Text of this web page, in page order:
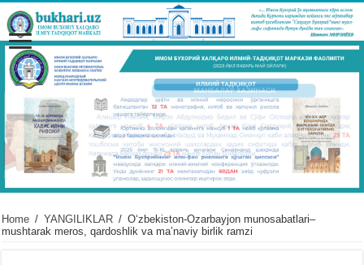
Home / YANGILIKLAR / Oʻzbekiston-Ozarbayjon munosabatlari–
mushtarak meros, qardoshlik va maʼnaviy birlik ramzi